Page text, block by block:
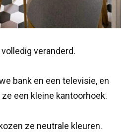
veranderd.
bank en een televisie, en
een kleine kantoorhoek.
ze neutrale kleuren.